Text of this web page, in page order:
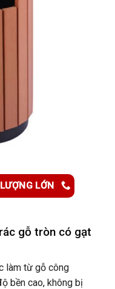
LỚN
gỗ tròn có gạt
làm từ gỗ công
bền cao, không bị